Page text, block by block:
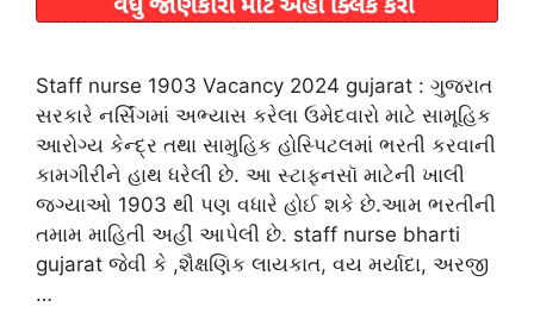
Staff nurse 1903 Vacancy 2024 gujarat : ગુજરાત
સરકારે નર્સિંગમાં અભ્યાસ કરેલા ઉમેદવારો માટે સામૂહિક
આરોગ્ય કેન્દ્ર તથા સામુહિક હોસ્પિટલમાં ભરતી કરવાની
કામગીરીને હાથ ધરેલી છે. આ સ્ટાફનસૉ માટેની ખાલી
જગ્યાઓ 1903 થી પણ વધારે હોઈ શકે છે.આમ ભરતીની
તમામ માહિતી અહીં આપેલી છે. staff nurse bharti
gujarat જેવી કે ,શૈક્ષણિક લાયકાત, વય મર્યાદા, અરજી
…